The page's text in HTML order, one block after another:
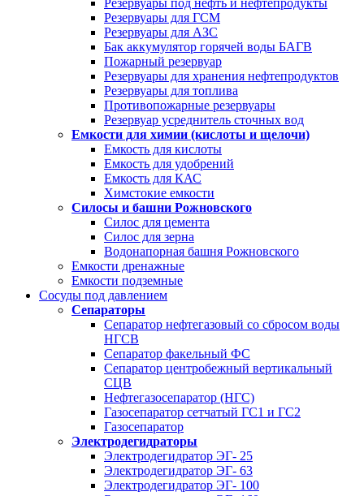
Резервуары под нефть и нефтепродукты
Резервуары для ГСМ
Резервуары для АЗС
Бак аккумулятор горячей воды БАГВ
Пожарный резервуар
Резервуары для хранения нефтепродуктов
Резервуары для топлива
Противопожарные резервуары
Резервуар усреднитель сточных вод
Емкости для химии (кислоты и щелочи)
Емкость для кислоты
Емкость для удобрений
Емкость для КАС
Химстокие емкости
Силосы и башни Рожновского
Силос для цемента
Силос для зерна
Водонапорная башня Рожновского
Емкости дренажные
Емкости подземные
Сосуды под давлением
Сепараторы
Сепаратор нефтегазовый со сбросом воды
НГСВ
Сепаратор факельный ФС
Сепаратор центробежный вертикальный
СЦВ
Нефтегазосепаратор (НГС)
Газосепаратор сетчатый ГС1 и ГС2
Газосепаратор
Электродегидраторы
Электродегидратор ЭГ- 25
Электродегидратор ЭГ- 63
Электродегидратор ЭГ- 100